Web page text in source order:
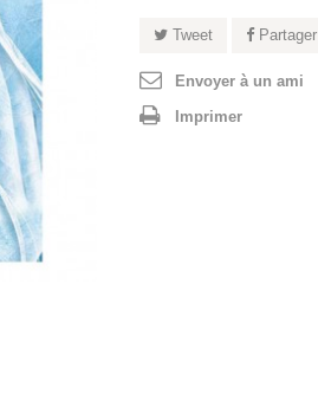
Tweet Partager
Envoyer à un ami
Imprimer